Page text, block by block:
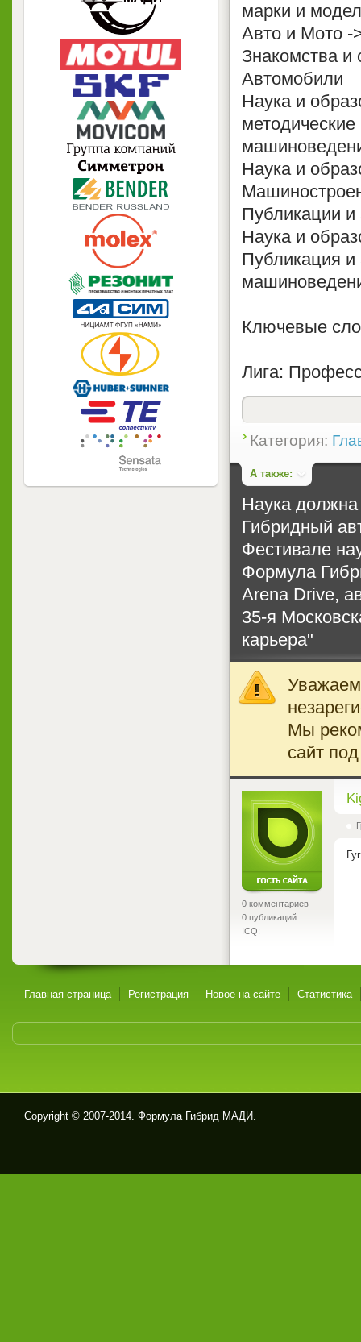
марки и
Авто и Мото -
Знакомства
Автомобили
Наука и
Наука и
Публикации и
Наука и
Публикация
Ключевые
Лига:
Категория:
А также:
Наука
Гибридный
Фестивале
Формула
Arena Drive,
35-я
карьера"
Мы
сайт
0 комментариев
0 публикаций
ICQ:
Главная страница Регистрация Новое на сайте Статистика
Copyright © 2007-2014. Формула Гибрид МАДИ.